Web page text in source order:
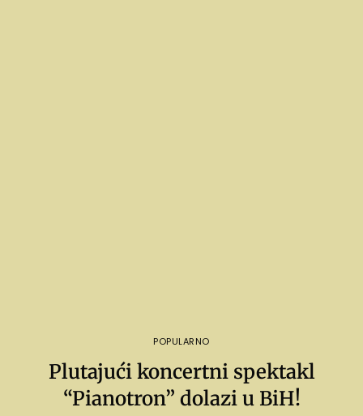
POPULARNO
Plutajući koncertni spektakl
“Pianotron” dolazi u BiH!